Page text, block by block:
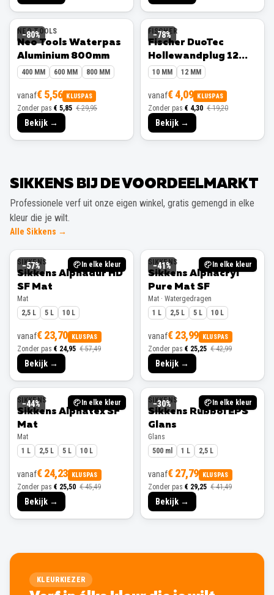
−80%
NEO TOOLS
Neo Tools Waterpas
Aluminium 800mm
400 MM 600 MM 800 MM
vanaf€ 5,56 KLUSPAS
Zonder pas € 5,85 € 29,95
Bekijk →
−78%
FISCHER
Fischer DuoTec
Hollewandplug 12
mm 10 stuks
10 MM 12 MM
vanaf€ 4,09 KLUSPAS
Zonder pas € 4,30 € 19,20
Bekijk →
SIKKENS BIJ DE VOORDEELMARKT
Professionele verf uit onze eigen winkel, gratis gemengd in elke
kleur die je wilt.
Alle Sikkens →
−57% In elke kleur
SIKKENS
Sikkens Alphadur HD
SF Mat
Mat
2,5 L
5 L 10 L
vanaf€ 23,70 KLUSPAS
Zonder pas € 24,95 € 57,49
Bekijk →
−41% In elke kleur
SIKKENS
Sikkens Alphacryl
Pure Mat SF
Mat · Watergedragen
1 L
2,5 L 5 L 10 L
vanaf€ 23,99 KLUSPAS
Zonder pas € 25,25 € 42,99
Bekijk →
−44% In elke kleur
SIKKENS
Sikkens Alphatex SF
Mat
Mat
1 L
2,5 L 5 L 10 L
vanaf€ 24,23 KLUSPAS
Zonder pas € 25,50 € 45,49
Bekijk →
−30% In elke kleur
SIKKENS
Sikkens Rubbol EPS
Glans
Glans
500 ml
1 L 2,5 L
vanaf€ 27,79 KLUSPAS
Zonder pas € 29,25 € 41,49
Bekijk →
KLEURKIEZER